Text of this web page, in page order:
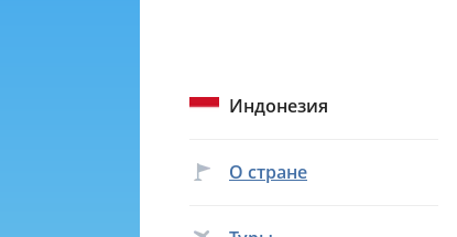
Индонезия
О стране